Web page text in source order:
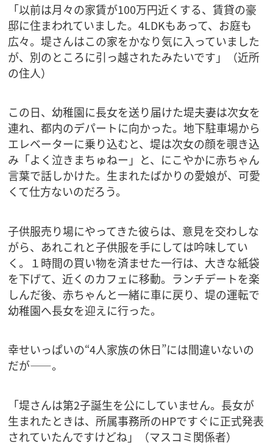
「以前は月々の家賃が100万円近くする、賃貸の豪
邸に住まわれていました。4LDKもあって、お庭も
広々。堤さんはこの家をかなり気に入っていました
が、別のところに引っ越されたみたいです」（近所
の住人）
この日、幼稚園に長女を送り届けた堤夫妻は次女を
連れ、都内のデパートに向かった。地下駐車場から
エレベーターに乗り込むと、堤は次女の顔を覗き込
み「よく泣きまちゅねー」と、にこやかに赤ちゃん
言葉で話しかけた。生まれたばかりの愛娘が、可愛
くて仕方ないのだろう。
子供服売り場にやってきた彼らは、意見を交わしな
がら、あれこれと子供服を手にしては吟味してい
く。１時間の買い物を済ませた一行は、大きな紙袋
を下げて、近くのカフェに移動。ランチデートを楽
しんだ後、赤ちゃんと一緒に車に戻り、堤の運転で
幼稚園へ長女を迎えに行った。
幸せいっぱいの“4人家族の休日”には間違いないの
だが――。
「堤さんは第2子誕生を公にしていません。長女が
生まれたときは、所属事務所のHPですぐに正式発表
されていたんですけどね」（マスコミ関係者）